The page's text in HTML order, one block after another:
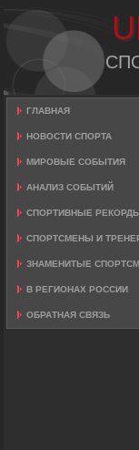
ГЛАВНАЯ
НОВОСТИ СПОРТА
МИРОВЫЕ СОБЫТИЯ
АНАЛИЗ СОБЫТИЙ
СПОРТИВНЫЕ РЕКОРДЫ
СПОРТСМЕНЫ И
ЗНАМЕНИТЫЕ
В РЕГИОНАХ РОССИИ
ОБРАТНАЯ СВЯЗЬ